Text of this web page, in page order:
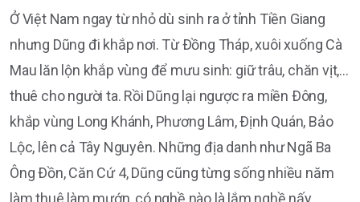
Ở Việt Nam ngay từ nhỏ dù sinh ra ở tỉnh Tiền Giang
nhưng Dũng đi khắp nơi. Từ Ðồng Tháp, xuôi xuống Cà
Mau lăn lộn khắp vùng để mưu sinh: giữ trâu, chăn vịt,…
thuê cho người ta. Rồi Dũng lại ngược ra miền Ðông,
khắp vùng Long Khánh, Phương Lâm, Ðịnh Quán, Bảo
Lộc, lên cả Tây Nguyên. Những địa danh như Ngã Ba
Ông Ðồn, Căn Cứ 4, Dũng cũng từng sống nhiều năm
làm thuê làm mướn, có nghề nào là lắm nghề nấy.